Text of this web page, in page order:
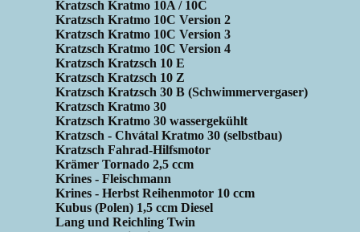
Kratzsch Kratmo 10A / 10C
Kratzsch Kratmo 10C Version 2
Kratzsch Kratmo 10C Version 3
Kratzsch Kratmo 10C Version 4
Kratzsch Kratzsch 10 E
Kratzsch Kratzsch 10 Z
Kratzsch Kratzsch 30 B (Schwimmervergaser)
Kratzsch Kratmo 30
Kratzsch Kratmo 30 wassergekühlt
Kratzsch - Chvátal Kratmo 30 (selbstbau)
Kratzsch Fahrad-Hilfsmotor
Krämer Tornado 2,5 ccm
Krines - Fleischmann
Krines - Herbst Reihenmotor 10 ccm
Kubus (Polen) 1,5 ccm Diesel
Lang und Reichling Twin